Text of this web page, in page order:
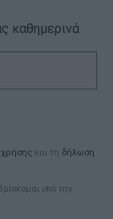
καθημερινά
και τη δήλωση
υπό την